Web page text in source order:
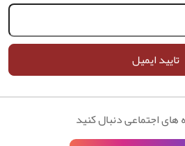
تایید ایمیل
های اجتماعی دنبال کنید